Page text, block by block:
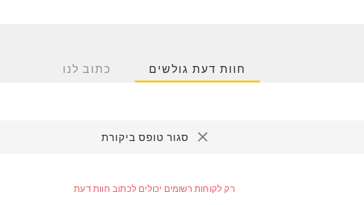
חוות דעת גולשים כתוב לנו
סגור טופס ביקורת
רק לקוחות רשומים יכולים לכתוב חוות דעת